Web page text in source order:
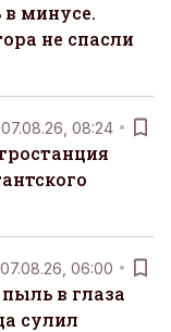
минусе.
не спасли
07.08.26, 08:24
07.08.26, 06:00
в глаза
сулил